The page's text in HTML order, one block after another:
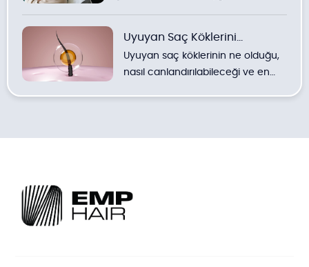
Uyuyan Saç Köklerini
Uyandırmak
Uyuyan saç köklerinin ne olduğu,
nasıl canlandırılabileceği ve en